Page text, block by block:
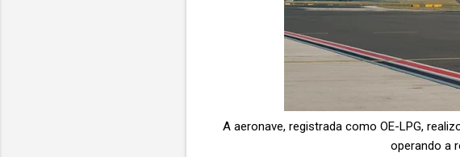
A aeronave, registrada como OE-LPG,
operando a